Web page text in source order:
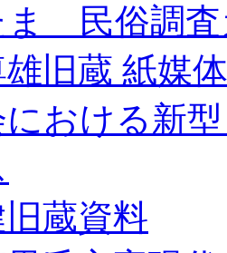
ま 民俗調査
雄旧蔵 紙媒
における新
蔵資料